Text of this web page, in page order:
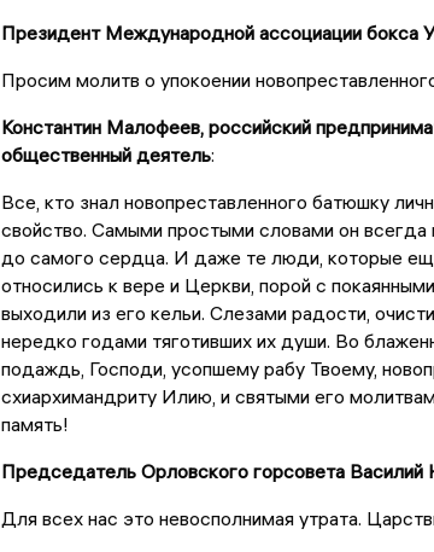
Президент Международной ассоциации бокса
Просим молитв о упокоении
Константин Малофеев, российский
общественный деятель:
Все, кто знал новопреставленного батюшку
свойство. Самыми простыми словами он всегда
до самого сердца. И даже те люди, которые
относились к вере и Церкви, порой с
выходили из его кельи. Слезами радости,
нередко годами тяготивших их души. Во
подаждь, Господи, усопшему рабу Твоему,
схиархимандриту Илию, и святыми его
память!
Председатель Орловского горсовета Василий
Для всех нас это невосполнимая утрата.